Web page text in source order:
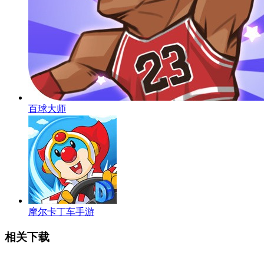
百球大师
摩尔卡丁车手游
相关下载